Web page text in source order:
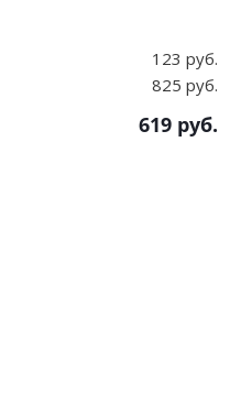
123 руб.
825 руб.
619 руб.